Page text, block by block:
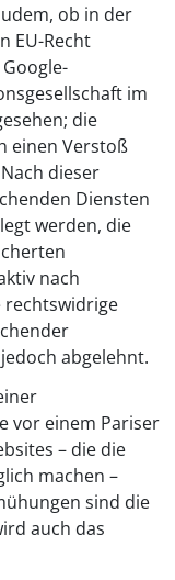
ob in der
EU-Recht
im
die
einen Verstoß
dieser
Diensten
werden, die
nach
rechtswidrige
abgelehnt.
vor einem Pariser
– die die
machen –
sind die
auch das